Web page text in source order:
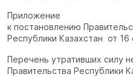
Приложение
к постановлению
Республики Казахстан от
Перечень утративших силу
Правительства Республики